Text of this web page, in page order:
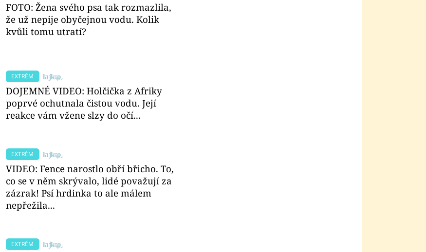
FOTO: Žena svého psa tak rozmazlila,
že už nepije obyčejnou vodu. Kolik
kvůli tomu utratí?
EXTRÉM
DOJEMNÉ VIDEO: Holčička z Afriky
poprvé ochutnala čistou vodu. Její
reakce vám vžene slzy do očí...
EXTRÉM
VIDEO: Fence narostlo obří břicho. To,
co se v něm skrývalo, lidé považují za
zázrak! Psí hrdinka to ale málem
nepřežila...
EXTRÉM